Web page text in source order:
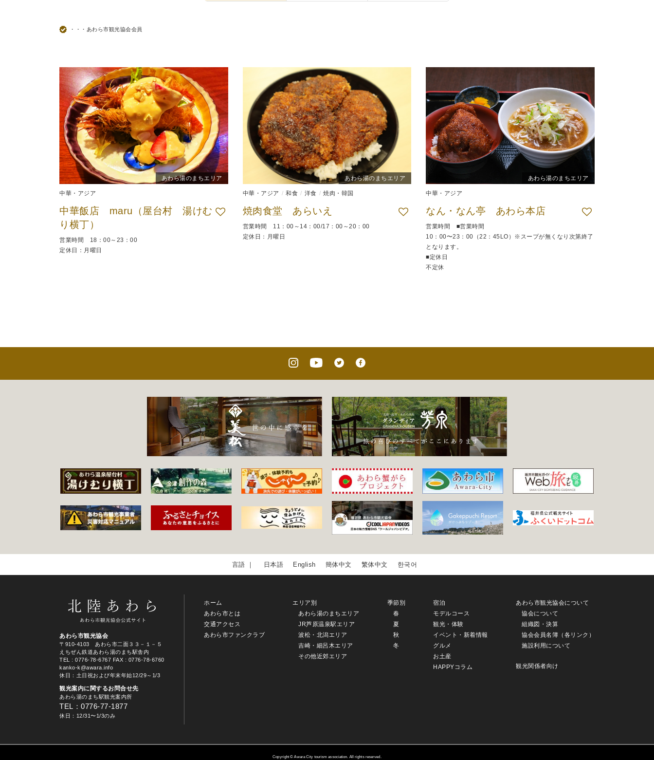
・・・あわら市観光協会会員
あわら湯のまちエリア
中華・アジア
中華飯店 maru（屋台村 湯けむ
り横丁）
営業時間 18：00～23：00
定休日：月曜日
あわら湯のまちエリア
中華・アジア 和食 洋食 焼肉・韓国
焼肉食堂 あらいえ
営業時間 11：00～14：00/17：00～20：00
定休日：月曜日
あわら湯のまちエリア
中華・アジア
なん・なん亭 あわら本店
営業時間 ■営業時間
10：00〜23：00（22：45LO）※スープが無くなり次第終了
となります。
■定休日
不定休
日本語 English 簡体中文 繁体中文 한국어
あわら市観光協会
〒910-4103 あわら市二面３３－１－５
えちぜん鉄道あわら湯のまち駅舎内
TEL
: 0776-78-6767 FAX : 0776-78-6760
kanko-k@awara.info
休日：土日祝および年末年始12/29～1/3
観光案内に関するお問合せ先
あわら湯のまち駅観光案内所
TEL：0776-77-1877
休日：12/31〜1/3のみ
ホーム
あわら市とは
交通アクセス
あわら市ファンクラブ
エリア別
あわら湯のまちエリア
JR芦原温泉駅エリア
波松・北潟エリア
吉崎・細呂木エリア
その他近郊エリア
季節別
春
夏
秋
冬
宿泊
モデルコース
観光・体験
イベント・新着情報
グルメ
お土産
HAPPYコラム
あわら市観光協会について
協会について
組織図・決算
協会会員名簿（各リンク）
施設利用について
観光関係者向け
Copyright © Awara City tourism association. All rights reserved.